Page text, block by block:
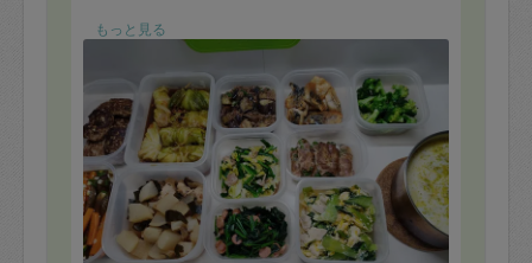
早速、鮭のスープや鶏肉と野菜のキャベツ巻など食べま
とてもおいしかったです。
またぜひおねがいします！
もっと見る